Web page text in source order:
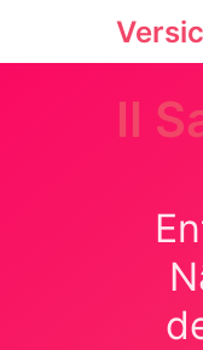
II